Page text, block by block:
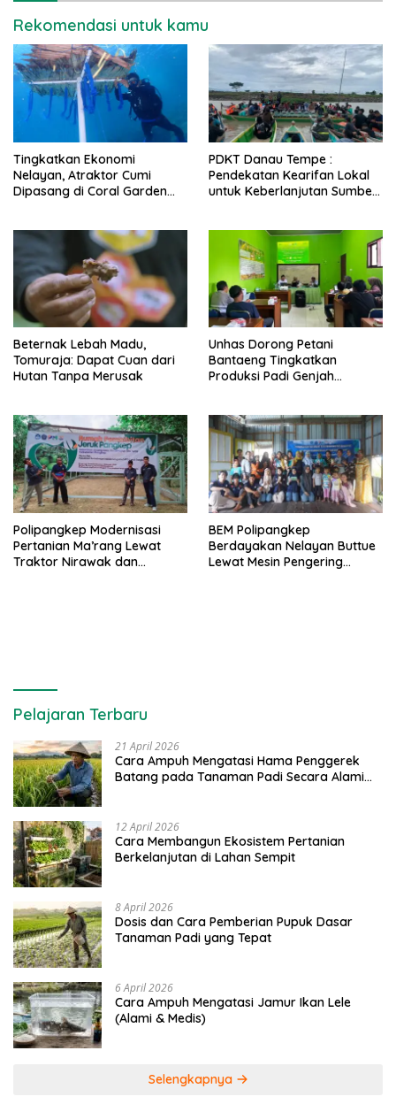
Rekomendasi untuk kamu
Tingkatkan Ekonomi
Nelayan, Atraktor Cumi
Dipasang di Coral Garden
PDKT Danau Tempe :
Pendekatan Kearifan Lokal
untuk Keberlanjutan Sumber
Beternak Lebah Madu,
Tomuraja: Dapat Cuan dari
Hutan Tanpa Merusak
Unhas Dorong Petani
Bantaeng Tingkatkan
Produksi Padi Genjah
Polipangkep Modernisasi
Pertanian Ma’rang Lewat
Traktor Nirawak dan
BEM Polipangkep
Berdayakan Nelayan Buttue
Lewat Mesin Pengering
Pelajaran Terbaru
21 April 2026
Cara Ampuh Mengatasi Hama Penggerek
Batang pada Tanaman Padi Secara Alami
12 April 2026
Cara Membangun Ekosistem Pertanian
Berkelanjutan di Lahan Sempit
8 April 2026
Dosis dan Cara Pemberian Pupuk Dasar
Tanaman Padi yang Tepat
6 April 2026
Cara Ampuh Mengatasi Jamur Ikan Lele
(Alami & Medis)
Selengkapnya